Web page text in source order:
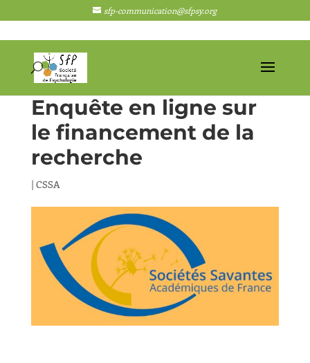
sfp-communication@sfpsy.org
Enquête en ligne sur
le financement de la
recherche
| CSSA